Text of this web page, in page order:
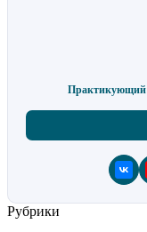
Практикующий
Рубрики